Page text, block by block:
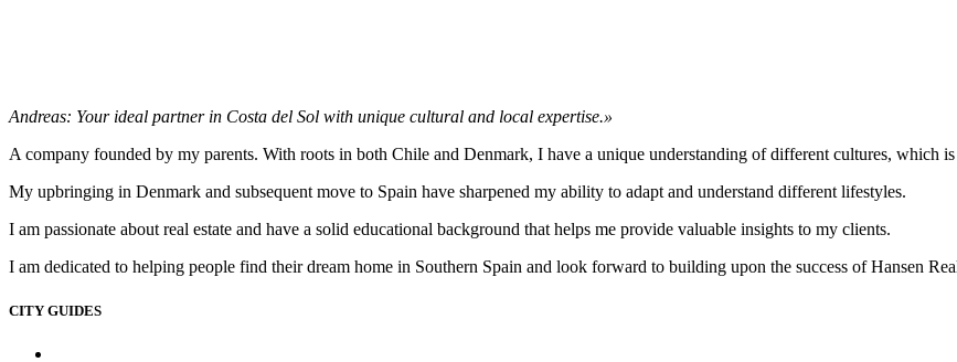
Andreas: Your ideal partner in Costa del Sol with unique cultural and local expertise.»
A company founded by my parents. With roots in both Chile and Denmark, I have a unique understanding of different cultures, which
My upbringing in Denmark and subsequent move to Spain have sharpened my ability to adapt and understand different lifestyles.
I am passionate about real estate and have a solid educational background that helps me provide valuable insights to my clients.
I am dedicated to helping people find their dream home in Southern Spain and look forward to building upon the success of Hansen
CITY GUIDES